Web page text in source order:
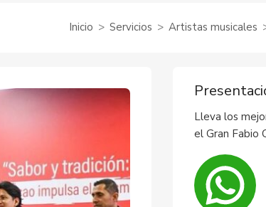
Inicio Servicios Artistas musicales
Lleva los
el Gran Fabio